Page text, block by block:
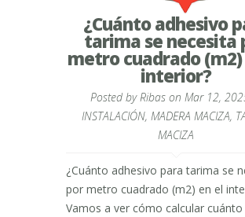
¿Cuánto adhesivo
tarima se necesita
metro cuadrado (m2)
interior?
Posted byRibas on Mar 12,
INSTALACIÓN, MADERA MACIZA,
MACIZA
¿Cuánto adhesivo para tarima se
por metro cuadrado (m2) en el
Vamos a ver cómo calcular cuánto